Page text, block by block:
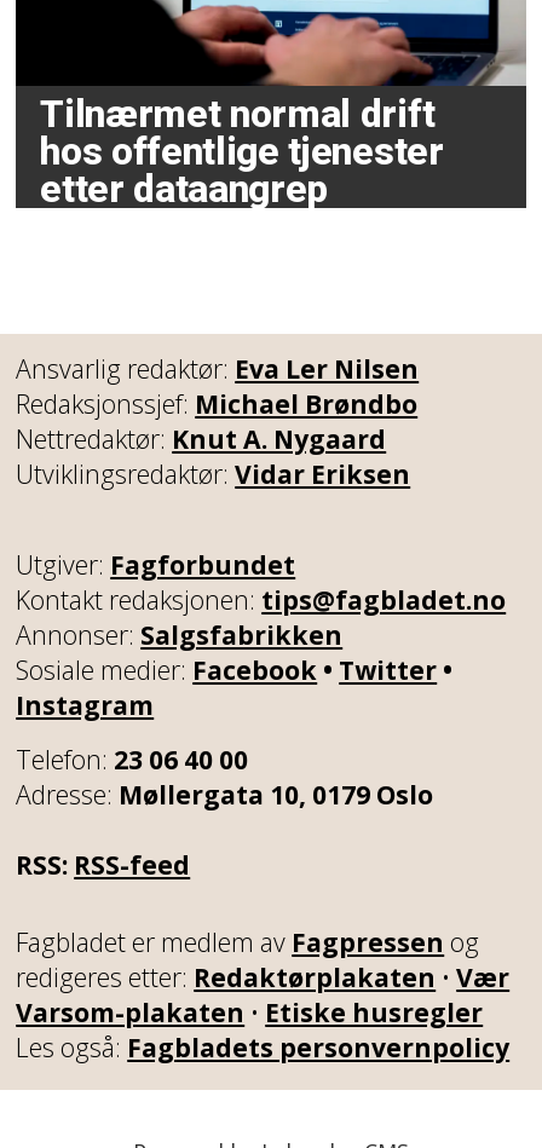
Tilnærmet normal drift
hos offentlige tjenester
etter dataangrep
Ansvarlig redaktør: Eva Ler Nilsen
Redaksjonssjef: Michael Brøndbo
Nettredaktør: Knut A. Nygaard
Utviklingsredaktør:Vidar Eriksen
Utgiver: Fagforbundet
Kontakt redaksjonen: tips@fagbladet.no
Annonser: Salgsfabrikken
Sosiale medier: Facebook • Twitter •
Instagram
Telefon: 23 06 40 00
Adresse: Møllergata 10, 0179 Oslo
RSS: RSS-feed
Fagbladet er medlem av Fagpressen og
redigeres etter: Redaktørplakaten • Vær
Varsom-plakaten • Etiske husregler
Les også: Fagbladets personvernpolicy